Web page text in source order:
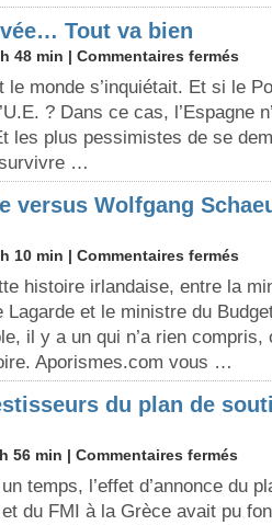
Tout va bien
48 min | Commentaires fermés
le monde s’inquiétait. Et si le
? Dans ce cas, l’Espagne
les plus pessimistes de se
…
versus Wolfgang
10 min | Commentaires fermés
histoire irlandaise, entre la
Lagarde et le ministre du
il y a un qui n’a rien compris,
Aporismes.com vous …
du plan de
56 min | Commentaires fermés
temps, l’effet d’annonce du
et du FMI à la Grèce avait pu